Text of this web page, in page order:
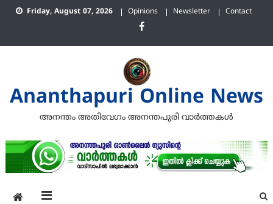
Skip
Friday, August 07, 2026 Opinions Newsletter Contact
Ananthapuri Online News
അനന്തം അതിവേഗം അനന്തപുരി വാര്‍ത്തകള്‍